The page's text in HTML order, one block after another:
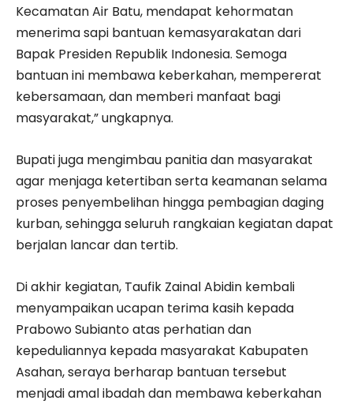
Kecamatan Air Batu, mendapat kehormatan
menerima sapi bantuan kemasyarakatan dari
Bapak Presiden Republik Indonesia. Semoga
bantuan ini membawa keberkahan, mempererat
kebersamaan, dan memberi manfaat bagi
masyarakat,” ungkapnya.
Bupati juga mengimbau panitia dan masyarakat
agar menjaga ketertiban serta keamanan selama
proses penyembelihan hingga pembagian daging
kurban, sehingga seluruh rangkaian kegiatan dapat
berjalan lancar dan tertib.
Di akhir kegiatan, Taufik Zainal Abidin kembali
menyampaikan ucapan terima kasih kepada
Prabowo Subianto atas perhatian dan
kepeduliannya kepada masyarakat Kabupaten
Asahan, seraya berharap bantuan tersebut
menjadi amal ibadah dan membawa keberkahan